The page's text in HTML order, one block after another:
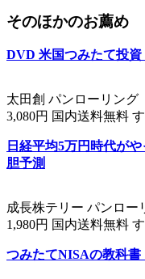
そのほかのお薦め
DVD 米国つみたて投資
太田創 パンローリング
3,080円 国内送料無料
日経平均5万円時代が
胆予測
成長株テリー パンロー
1,980円 国内送料無料
つみたてNISAの教科